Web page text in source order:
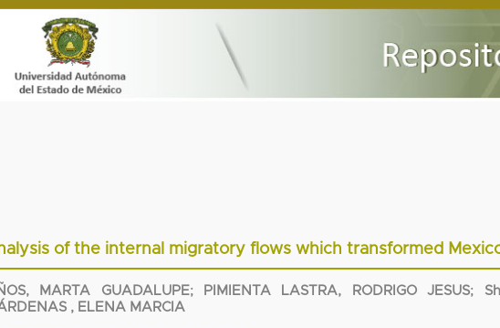
of the internal migratory flows which transformed
MARTA GUADALUPE; PIMIENTA LASTRA, RODRIGO JESUS;
, ELENA MARCIA